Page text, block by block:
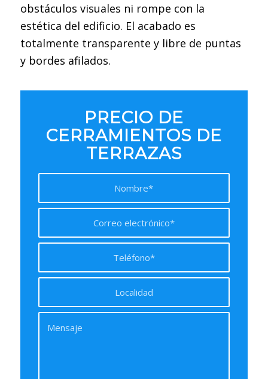
obstáculos visuales ni rompe con la
estética del edificio. El acabado es
totalmente transparente y libre de puntas
y bordes afilados.
PRECIO DE
CERRAMIENTOS DE
TERRAZAS